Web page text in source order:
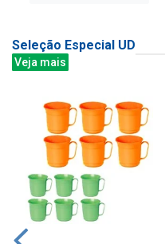
Seleção Especial UD
Veja mais